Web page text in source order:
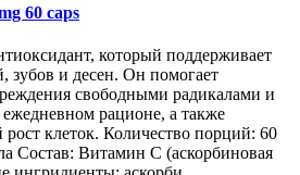
60 caps
который поддерживает
зубов и десен. Он помогает
свободными радикалами и
рационе, а также
клеток. Количество порций: 60
Состав: Витамин С (аскорбиновая